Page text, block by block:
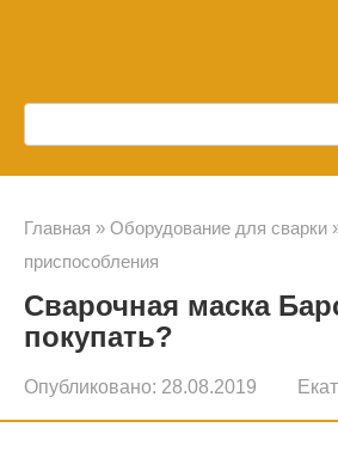
контенту
Главная » Оборудование для сварки
приспособления
Сварочная маска
покупать?
Опубликовано: 28.08.2019